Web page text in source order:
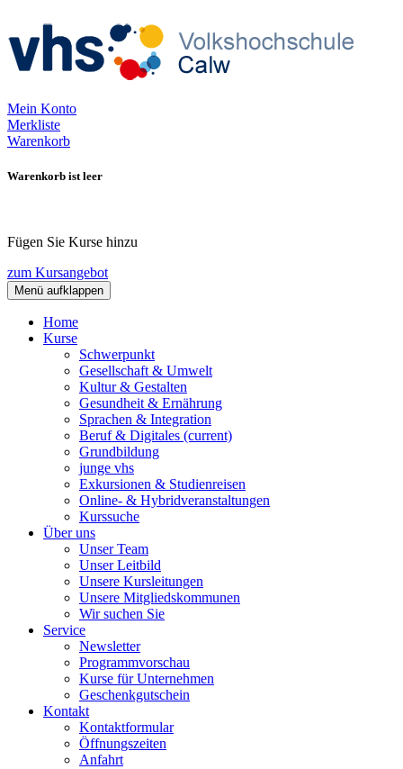
Mein Konto
Merkliste
Warenkorb
Warenkorb ist leer
Fügen Sie Kurse hinzu
zum Kursangebot
Menü aufklappen
Home
Kurse
Schwerpunkt
Gesellschaft & Umwelt
Kultur & Gestalten
Gesundheit & Ernährung
Sprachen & Integration
Beruf & Digitales (current)
Grundbildung
junge vhs
Exkursionen & Studienreisen
Online- & Hybridveranstaltungen
Kurssuche
Über uns
Unser Team
Unser Leitbild
Unsere Kursleitungen
Unsere Mitgliedskommunen
Wir suchen Sie
Service
Newsletter
Programmvorschau
Kurse für Unternehmen
Geschenkgutschein
Kontakt
Kontaktformular
Öffnungszeiten
Anfahrt